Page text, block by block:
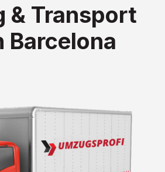
& Transport
Barcelona